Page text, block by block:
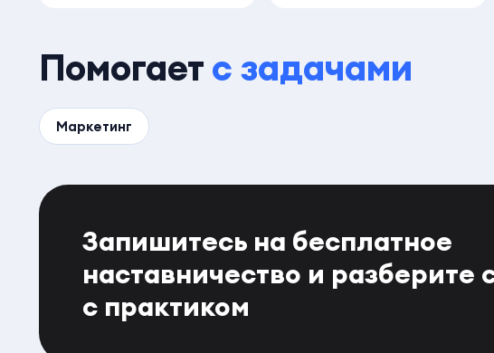
Помогаетс задачами
Маркетинг
Запишитесь на бесплатное
наставничество и разберите
с практиком